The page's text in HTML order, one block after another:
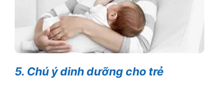
5. Chú ý dinh dưỡng cho trẻ